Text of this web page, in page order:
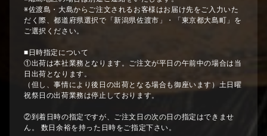
※佐渡島・大島からご注文されるお客様はお届け先をご入力いた
だく際、都道府県選択で「新潟県佐渡市」・「東京都大島町」を
ご選択ください。
■日時指定について
①出荷は本社業務となります。ご注文が平日の午前中の場合は当
日出荷となります。
（但し、事情により後日の出荷となる場合も御座います）土日曜
祝祭日の出荷業務は停止しております。
②到着日時の指定ですが、ご注文日の次の日の指定はできませ
ん。 数日余裕を持った日時をご指定下さい。